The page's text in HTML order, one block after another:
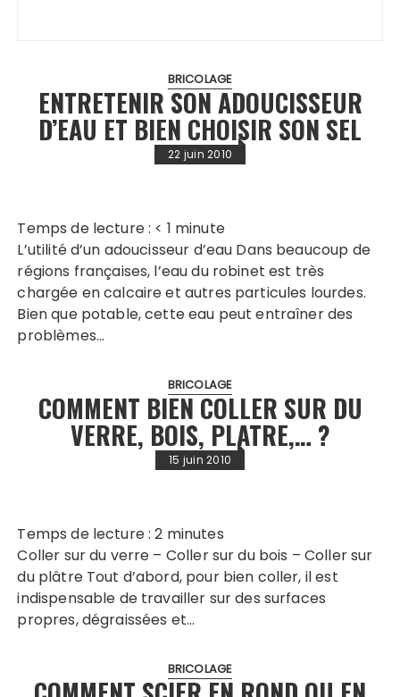
BRICOLAGE
ENTRETENIR SON ADOUCISSEUR
D’EAU ET BIEN CHOISIR SON SEL
22 juin 2010
Temps de lecture : < 1 minute
L’utilité d’un adoucisseur d’eau Dans beaucoup de
régions françaises, l’eau du robinet est très
chargée en calcaire et autres particules lourdes.
Bien que potable, cette eau peut entraîner des
problèmes…
BRICOLAGE
COMMENT BIEN COLLER SUR DU
VERRE, BOIS, PLATRE,… ?
15 juin 2010
Temps de lecture :2 minutes
Coller sur du verre – Coller sur du bois – Coller sur
du plâtre Tout d’abord, pour bien coller, il est
indispensable de travailler sur des surfaces
propres, dégraissées et…
BRICOLAGE